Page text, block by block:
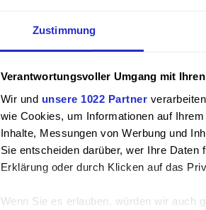
Zustimmung
Verantwortungsvoller Umgang mit
Wir und unsere 1022 Partner
wie Cookies, um Informationen auf
Inhalte, Messungen von Werbung und
Sie entscheiden darüber, wer Ihre
Erklärung oder durch Klicken auf das
Wenn Sie es erlauben, würden wir auch
784,21€